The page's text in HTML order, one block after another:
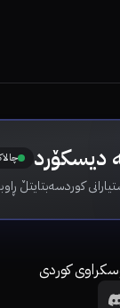
دیسکۆرد
کوردسەبتایتڵ
کوردی